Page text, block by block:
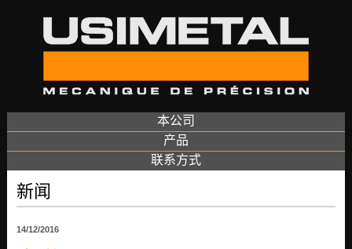
本公司
产品
联系方式
新闻
14/12/2016